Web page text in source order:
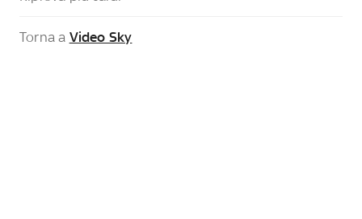
Torna a Video Sky